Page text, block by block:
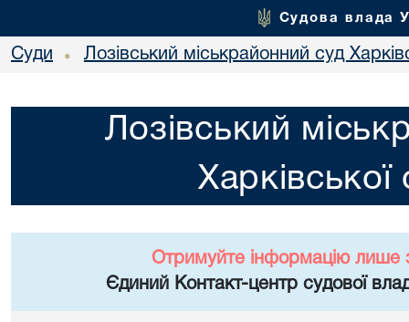
Судова влада
Суди • Лозівський міськрайонний суд
Лозівський
Харківської
Отримуйте інформацію лише
Єдиний Контакт-центр судової